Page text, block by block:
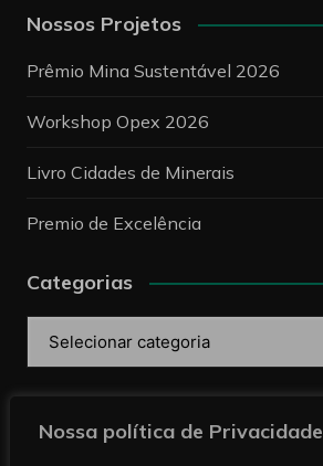
Nossa política de Privacidade
Nossos Projetos
Prêmio Mina Sustentável 2026
Workshop Opex 2026
Livro Cidades de Minerais
Premio de Excelência
Categorias